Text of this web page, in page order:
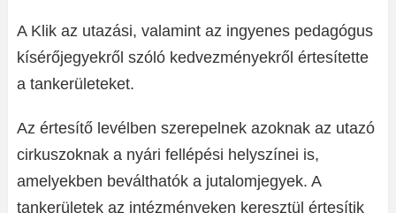
A Klik az utazási, valamint az ingyenes pedagógus
kísérőjegyekről szóló kedvezményekről értesítette
a tankerületeket.
Az értesítő levélben szerepelnek azoknak az utazó
cirkuszoknak a nyári fellépési helyszínei is,
amelyekben beválthatók a jutalomjegyek. A
tankerületek az intézményeken keresztül értesítik